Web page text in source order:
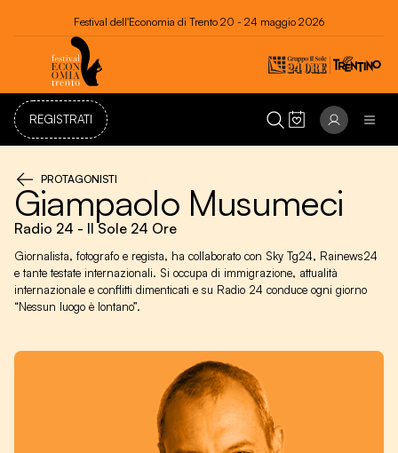
Festival dell'Economia di Trento 20 - 24 maggio 2026
REGISTRATI
PROTAGONISTI
Giampaolo Musumeci
Radio 24 - Il Sole 24 Ore
Giornalista, fotografo e regista, ha collaborato con Sky Tg24, Rainews24
e tante testate internazionali. Si occupa di immigrazione, attualità
internazionale e conflitti dimenticati e su Radio 24 conduce ogni giorno
“Nessun luogo è lontano”.